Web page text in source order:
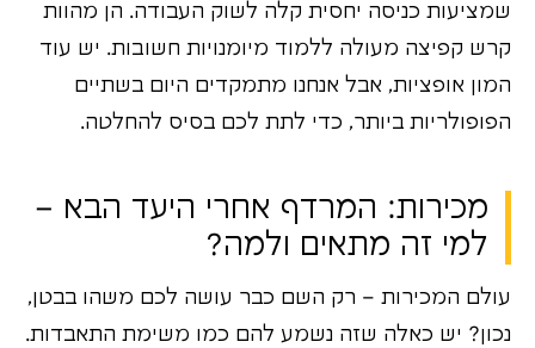
שמציעות כניסה יחסית קלה לשוק העבודה. הן מהוות
קרש קפיצה מעולה ללמוד מיומנויות חשובות. יש עוד
המון אופציות, אבל אנחנו מתמקדים היום בשתיים
הפופולריות ביותר, כדי לתת לכם בסיס להחלטה.
מכירות: המרדף אחרי היעד הבא –
למי זה מתאים ולמה?
עולם המכירות – רק השם כבר עושה לכם משהו בבטן,
נכון? יש כאלה שזה נשמע להם כמו משימת התאבדות.